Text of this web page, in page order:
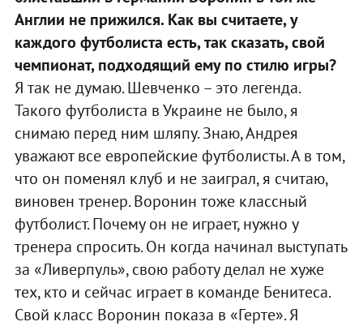
Англии не прижился. Как вы считаете, у
каждого футболиста есть, так сказать, свой
чемпионат, подходящий ему по стилю игры?
Я так не думаю. Шевченко – это легенда.
Такого футболиста в Украине не было, я
снимаю перед ним шляпу. Знаю, Андрея
уважают все европейские футболисты. А в том,
что он поменял клуб и не заиграл, я считаю,
виновен тренер. Воронин тоже классный
футболист. Почему он не играет, нужно у
тренера спросить. Он когда начинал выступать
за «Ливерпуль», свою работу делал не хуже
тех, кто и сейчас играет в команде Бенитеса.
Свой класс Воронин показа в «Герте». Я